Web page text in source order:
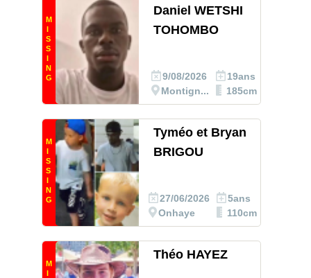
M
S
S
N
G
Daniel WETSHI
TOHOMBO
9/08/2026
Montign...
19ans
185cm
M
S
S
N
G
Tyméo et Bryan
BRIGOU
27/06/2026
Onhaye
5ans
110cm
M
Théo HAYEZ